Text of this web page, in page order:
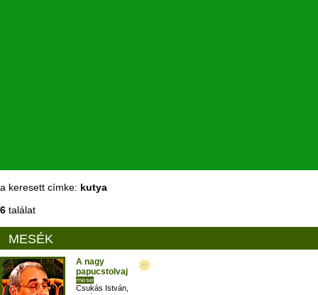
a keresett címke: kutya
6 találat
MESÉK
A nagy
papucstolvaj
mese
Csukás István